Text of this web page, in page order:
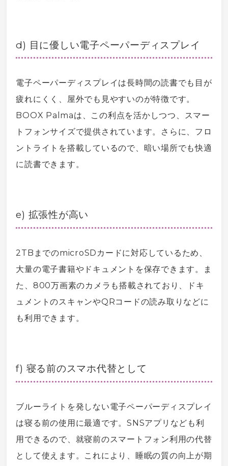
d) 目に優しい電子ペーパーディスプレイ
電子ペーパーディスプレイは長時間の読書でも目が
疲れにくく、屋外でも見やすいのが特徴です。
BOOX Palmaは、この利点を活かしつつ、 スマー
トフォンサイズで提供されています。さらに、フロ
ントライトを搭載しているので、暗い場所でも快適
に読書できます。
e) 拡張性が高い
2TBまでのmicroSD カードに対応しているため、
大量の電子書籍やドキュメントを保存できます。ま
た、800万画素のカメラも搭載されており、ドキ
ュメントのスキャンやQRコードの読み取りなどに
も利用できます。
f) 寝る前のスマホ代替として
ブルーライト を発しない電子ペーパーディスプレイ
は寝る前の使用に最適です。SNSアプリなども利
用できるので、就寝前のスマートフォン利用の代替
として使えます。これにより、睡眠の質の向上が期